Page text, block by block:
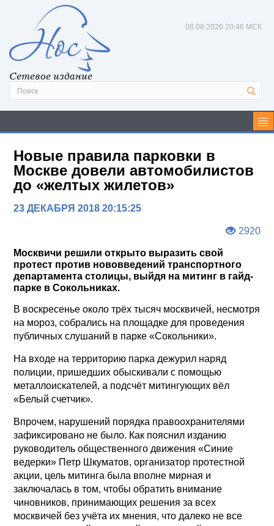
Сетевое издание
08.08.2026 20:46 МСК
Новые правила парковки в
Москве довели автомобилистов
до «желтых жилетов»
23 ДЕКАБРЯ 2018 20:15:25
2920
Москвичи решили открыто выразить свой
протест против нововведений транспортного
департамента столицы, выйдя на митинг в гайд-
парке в Сокольниках.
В воскресенье около трёх тысяч москвичей, несмотря
на мороз, собрались на площадке для проведения
публичных слушаний в парке «Сокольники».
На входе на территорию парка дежурил наряд
полиции, пришедших обыскивали с помощью
металлоискателей, а подсчёт митингующих вёл
«Белый счетчик».
Впрочем, нарушений порядка правоохранителями
зафиксировано не было. Как пояснил изданию
руководитель общественного движения «Синие
ведерки» Петр Шкуматов, организатор протестной
акции, цель митинга была вполне мирная и
заключалась в том, чтобы обратить внимание
чиновников, принимающих решения за всех
москвичей без учёта их мнения, что далеко не все